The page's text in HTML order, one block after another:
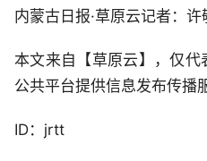
内蒙古日报·草原云记者：许
本文来自【草原云】，仅
公共平台提供信息发布传播
ID：jrtt